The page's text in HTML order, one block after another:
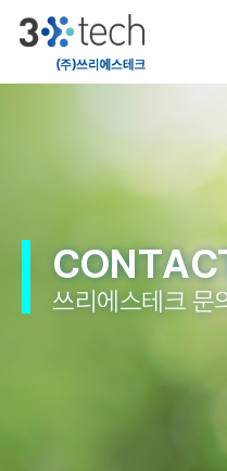
쓰리에스테크 문